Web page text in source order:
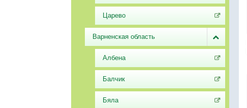
Царево
Варненская область
Албена
Балчик
Бяла